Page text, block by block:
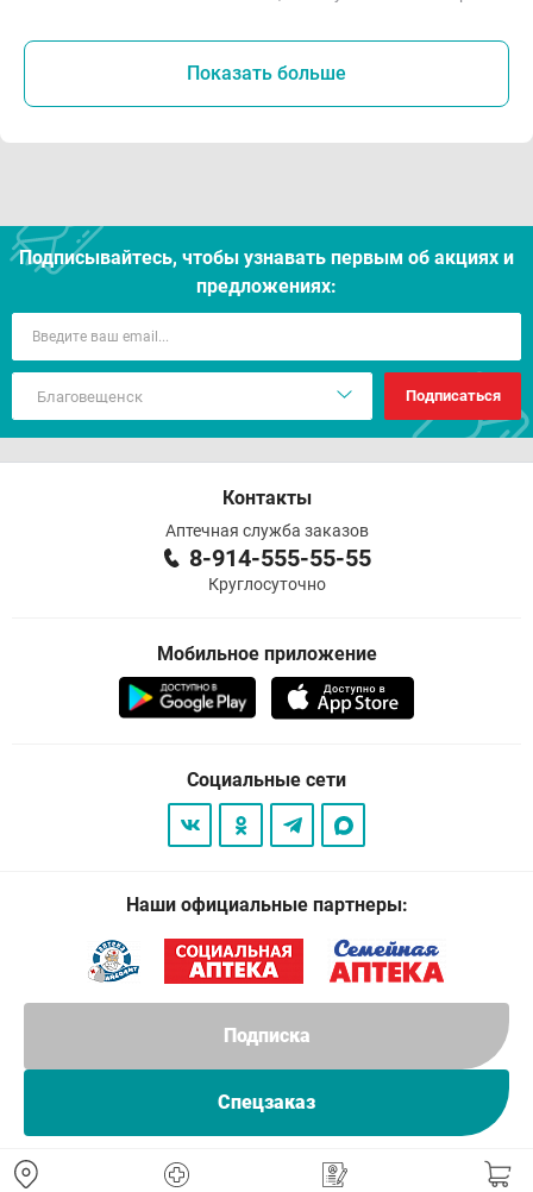
Подписка
Спецзаказ
Показать больше
Подписывайтесь, чтобы узнавать первым об акцияx и
предложениях:
Подписаться
Контакты
Аптечная служба заказов
8-914-555-55-55
Круглосуточно
Мобильное приложение
Социальные сети
Наши официальные партнеры: